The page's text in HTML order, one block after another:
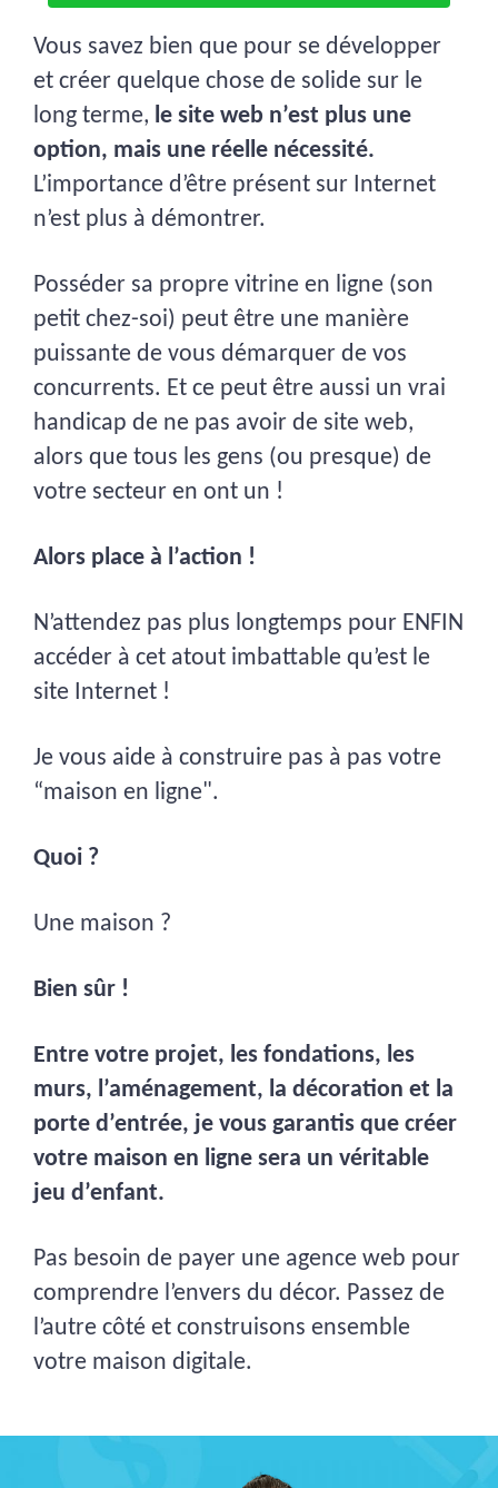
Vous savez bien que pour se développer
et créer quelque chose de solide sur le
long terme, le site web n’est plus une
option, mais une réelle nécessité.
L’importance d’être présent sur Internet
n’est plus à démontrer.
Posséder sa propre vitrine en ligne (son
petit chez-soi) peut être une manière
puissante de vous démarquer de vos
concurrents. Et ce peut être aussi un vrai
handicap de ne pas avoir de site web,
alors que tous les gens (ou presque) de
votre secteur en ont un !
Alors place à l’action !
N’attendez pas plus longtemps pour ENFIN
accéder à cet atout imbattable qu’est le
site Internet !
Je vous aide à construire pas à pas votre
“maison en ligne".
Quoi ?
Une maison ?
Bien sûr !
Entre votre projet, les fondations, les
murs, l’aménagement, la décoration et la
porte d’entrée, je vous garantis que créer
votre maison en ligne sera un véritable
jeu d’enfant.
Pas besoin de payer une agence web pour
comprendre l’envers du décor. Passez de
l’autre côté et construisons ensemble
votre maison digitale.